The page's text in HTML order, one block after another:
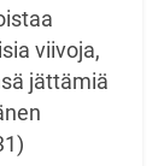
viivoja,
jättämiä